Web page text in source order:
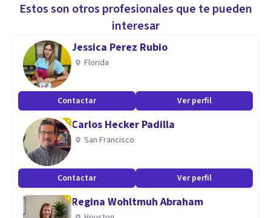
Estos son otros profesionales que te pueden
interesar
Jessica Perez Rubio
Florida
Contactar Ver perfil
Carlos Hecker Padilla
San Francisco
Contactar Ver perfil
Regina Wohltmuh Abraham